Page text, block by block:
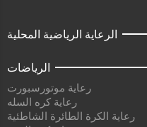
الرعاية الرياضية المحلية
الرياضات
رعاية موتورسبورت
رعاية كره السله
رعاية الكرة الطائرة الشاطئية